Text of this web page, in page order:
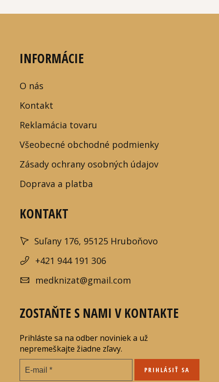
INFORMÁCIE
O nás
Kontakt
Reklamácia tovaru
Všeobecné obchodné podmienky
Zásady ochrany osobných údajov
Doprava a platba
KONTAKT
Suľany 176, 95125 Hruboňovo
+421 944 191 306
medknizat@gmail.com
ZOSTAŇTE S NAMI V KONTAKTE
Prihláste sa na odber noviniek a už
nepremeškajte žiadne zľavy.